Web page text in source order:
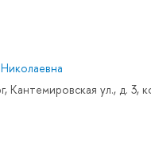
Кантемировская ул., д. 3,